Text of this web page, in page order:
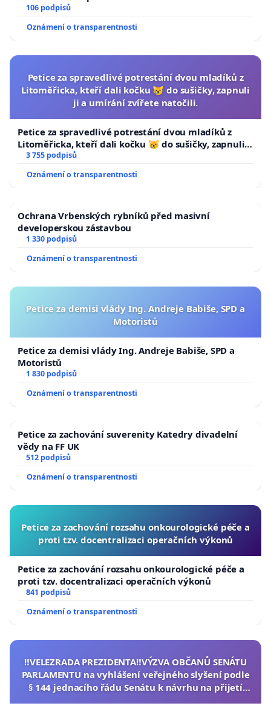
106 podpisů
Oznámení o transparentnosti
Petice za spravedlivé potrestání dvou mladíků z
Litoměřicka, kteří dali kočku 😿 do sušičky, zapnuli
ji a umírání zvířete natočili.
Petice za spravedlivé potrestání dvou mladíků z
Litoměřicka, kteří dali kočku 😿 do sušičky, zapnuli ji
a umírání zvířete natočili.
3 755 podpisů
Oznámení o transparentnosti
Ochrana Vrbenských rybníků před masivní
developerskou zástavbou
1 330 podpisů
Oznámení o transparentnosti
Petice za demisi vlády Ing. Andreje Babiše, SPD a
Motoristů
Petice za demisi vlády Ing. Andreje Babiše, SPD a
Motoristů
1 830 podpisů
Oznámení o transparentnosti
Petice za zachování suverenity Katedry divadelní
vědy na FF UK
512 podpisů
Oznámení o transparentnosti
Petice za zachování rozsahu onkourologické péče a
proti tzv. docentralizaci operačních výkonů
Petice za zachování rozsahu onkourologické péče a
proti tzv. docentralizaci operačních výkonů
841 podpisů
Oznámení o transparentnosti
‼️VELEZRADA PREZIDENTA‼️VÝZVA OBČANŮ SENÁTU
PARLAMENTU na vyhlášení veřejného slyšení podle
§ 144 jednacího řádu Senátu k návrhu na přijetí